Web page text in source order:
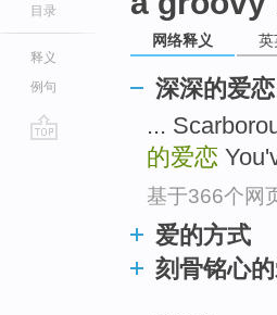
目录
释义
例句
网络释义 英
深深的爱恋
...
的爱恋
基于366个网
爱的方式
刻骨铭心